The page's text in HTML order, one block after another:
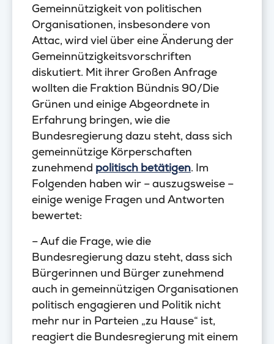
Gemeinnützigkeit von politischen
Organisationen, insbesondere von
Attac, wird viel über eine Änderung der
Gemeinnützigkeitsvorschriften
diskutiert. Mit ihrer Großen Anfrage
wollten die Fraktion Bündnis 90/Die
Grünen und einige Abgeordnete in
Erfahrung bringen, wie die
Bundesregierung dazu steht, dass sich
gemeinnützige Körperschaften
zunehmend politisch betätigen. Im
Folgenden haben wir – auszugsweise –
einige wenige Fragen und Antworten
bewertet:
– Auf die Frage, wie die
Bundesregierung dazu steht, dass sich
Bürgerinnen und Bürger zunehmend
auch in gemeinnützigen Organisationen
politisch engagieren und Politik nicht
mehr nur in Parteien „zu Hause“ ist,
reagiert die Bundesregierung mit einem